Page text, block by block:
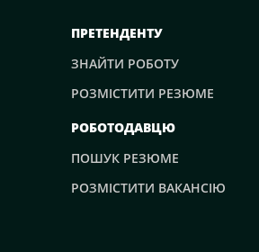
ПРЕТЕНДЕНТУ
ЗНАЙТИ РОБОТУ
РОЗМІСТИТИ РЕЗЮМЕ
РОБОТОДАВЦЮ
ПОШУК РЕЗЮМЕ
РОЗМІСТИТИ ВАКАНСІЮ